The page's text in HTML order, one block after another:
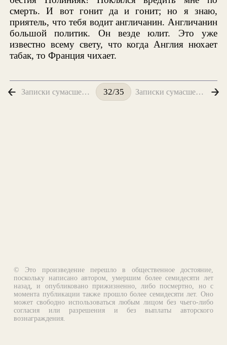
смерть. И вот гонит да и гонит; но я знаю,
приятель, что тебя водит англичанин. Англичанин
большой политик. Он везде юлит. Это уже
известно всему свету, что когда Англия нюхает
табак, то Франция чихает.
Записки сумасшедшего. Мадрид. Февруарий тридцатый 32/35 Записки сумасшедшего. Число 25
© Это произведение перешло в общественное достояние,
поскольку написано автором, умершим более семидесяти лет
назад, и опубликовано прижизненно, либо посмертно, но с
момента публикации также прошло более семидесяти лет. Оно
может свободно использоваться любым лицом без чьего-либо
согласия или разрешения и без выплаты авторского
вознаграждения.